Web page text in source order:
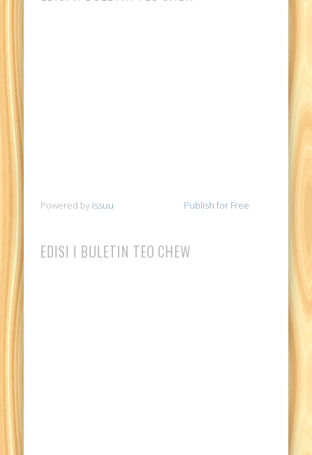
Powered by Issuu Publish for Free
EDISI I BULETIN TEO CHEW